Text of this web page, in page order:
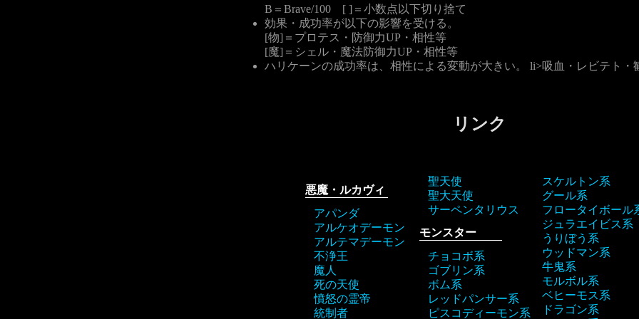
B＝Brave/100 [ ]＝小数点以下切り捨て
効果・成功率が以下の影響を受ける。
[物]＝プロテス・防御力UP・相性等
[魔]＝シェル・魔法防御力UP・相性等
ハリケーンの成功率は、相性による変動が大きい。 li>吸血・レビテト・
リンク
悪魔・ルカヴィ
アパンダ
アルケオデーモン
アルテマデーモン
不浄王
魔人
死の天使
憤怒の霊帝
統制者
聖天使
聖大天使
サーペンタリウス
モンスター
チョコボ系
ゴブリン系
ボム系
レッドパンサー系
ピスコディーモン系
スケルトン系
グール系
フロータイボール
ジュラエイビス系
うりぼう系
ウッドマン系
牛鬼系
モルボル系
ベヒーモス系
ドラゴン系